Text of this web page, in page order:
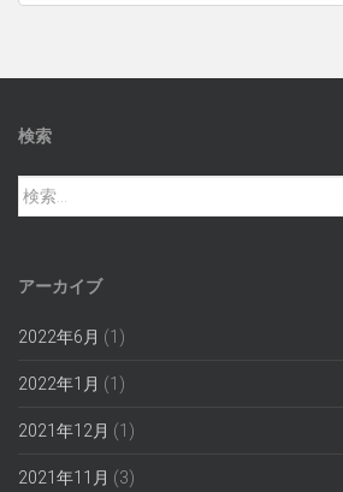
検索
検
索:
アーカイブ
2022年6月 (1)
2022年1月 (1)
2021年12月 (1)
2021年11月 (3)